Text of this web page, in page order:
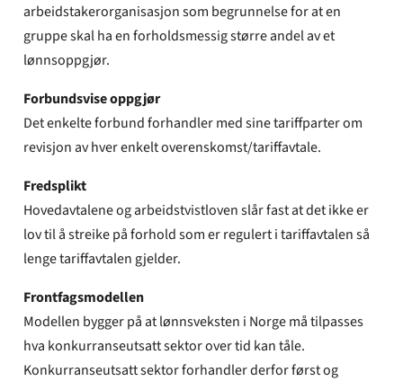
arbeidstakerorganisasjon som begrunnelse for at en
gruppe skal ha en forholdsmessig større andel av et
lønnsoppgjør.
Forbundsvise oppgjør
Det enkelte forbund forhandler med sine tariffparter om
revisjon av hver enkelt overenskomst/tariffavtale.
Fredsplikt
Hovedavtalene og arbeidstvistloven slår fast at det ikke er
lov til å streike på forhold som er regulert i tariffavtalen så
lenge tariffavtalen gjelder.
Frontfagsmodellen
Modellen bygger på at lønnsveksten i Norge må tilpasses
hva konkurranseutsatt sektor over tid kan tåle.
Konkurranseutsatt sektor forhandler derfor først og